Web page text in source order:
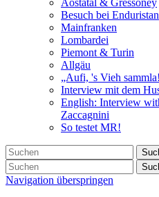
Aostatal & Gressoney
Besuch bei Enduristan
Mainfranken
Lombardei
Piemont & Turin
Allgäu
„Aufi, 's Vieh
Interview mit dem
English: Interview
Zaccagnini
So testet MR!
Navigation überspringen